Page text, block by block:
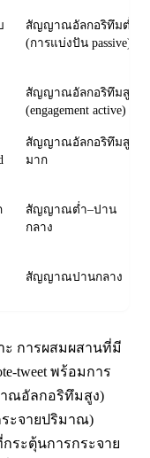
สัญญาณอัลกอริทึมต่ำ
(การแบ่งปัน passive)
สัญญาณอัลกอริทึมสูง
(engagement active)
สัญญาณอัลกอริทึมสูง
มาก
สัญญาณต่ำ–ปาน
กลาง
สัญญาณปานกลาง
ะ การผสมผสานที่มี
tweet พร้อมการ
ณอัลกอริทึมสูง)
ระจายปริมาณ)
ระตุ้นการกระจาย